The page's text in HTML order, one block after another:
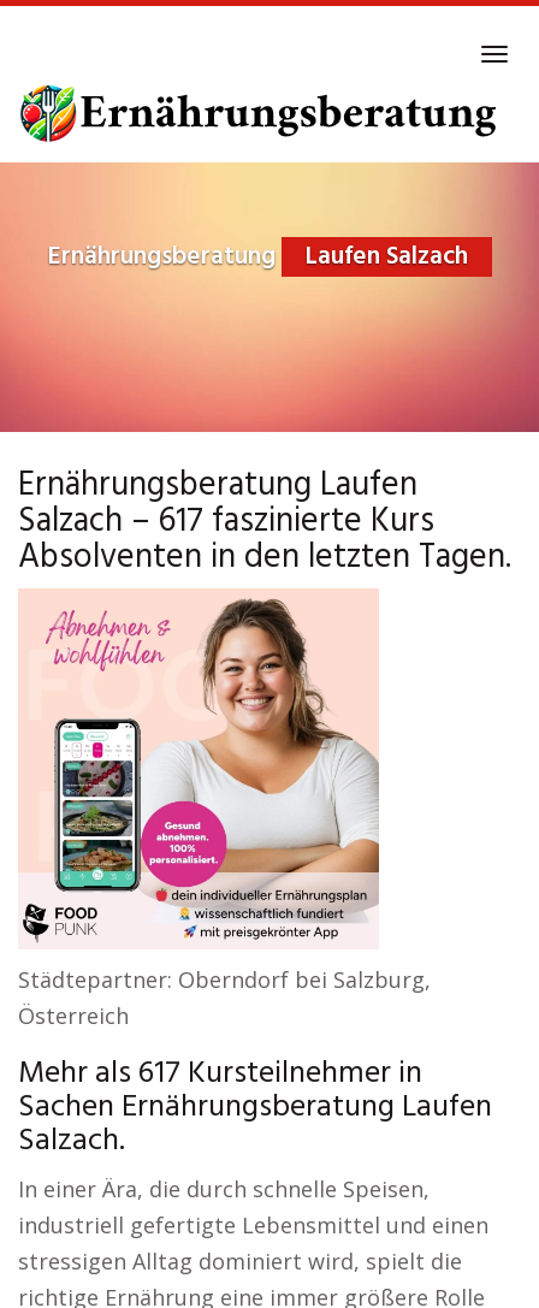
main
content
Ernährungsberatung Laufen Salzach
Ernährungsberatung Laufen
Salzach – 617 faszinierte Kurs
Absolventen in den letzten Tagen.
Städtepartner: Oberndorf bei Salzburg,
Österreich
Mehr als 617 Kursteilnehmer in
Sachen Ernährungsberatung Laufen
Salzach.
In einer Ära, die durch schnelle Speisen,
industriell gefertigte Lebensmittel und einen
stressigen Alltag dominiert wird, spielt die
richtige Ernährung eine immer größere Rolle